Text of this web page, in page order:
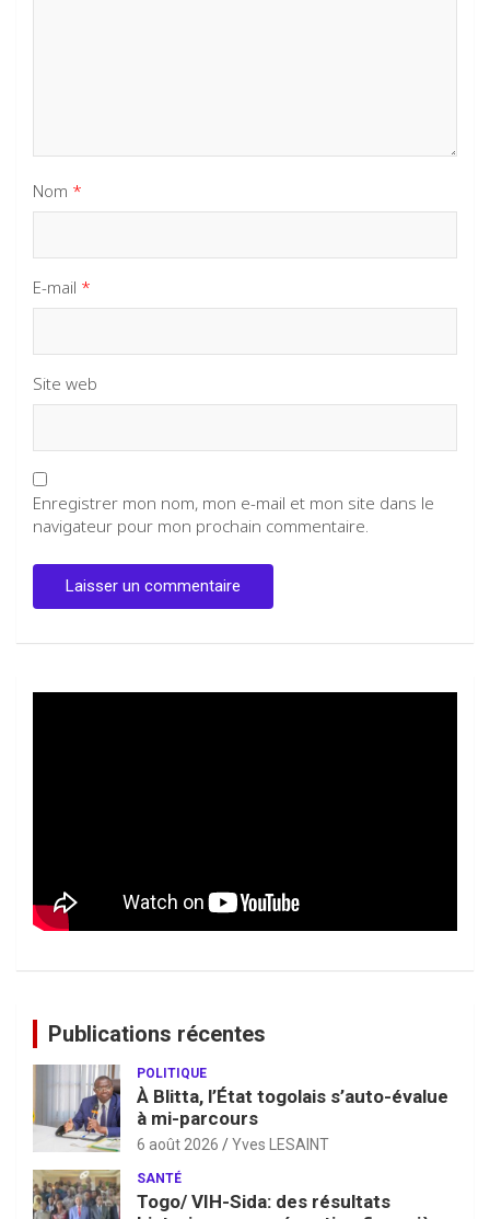
Nom *
E-mail *
Site web
Enregistrer mon nom, mon e-mail et mon site dans le
navigateur pour mon prochain commentaire.
Publications récentes
POLITIQUE
À Blitta, l’État togolais s’auto-évalue
à mi-parcours
6 août 2026 Yves LESAINT
SANTÉ
Togo/ VIH-Sida: des résultats